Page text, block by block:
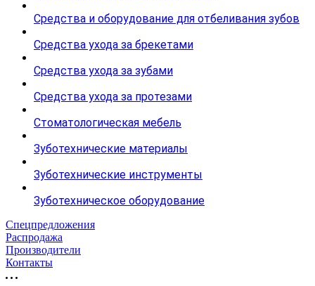
Средства и оборудование для отбеливания зубов
Средства ухода за брекетами
Средства ухода за зубами
Средства ухода за протезами
Стоматологическая мебель
Зуботехнические материалы
Зуботехнические инструменты
Зуботехническое оборудование
Спецпредложения
Распродажа
Производители
Контакты